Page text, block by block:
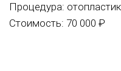
Процедура:
Стоимость: 70 000 ₽